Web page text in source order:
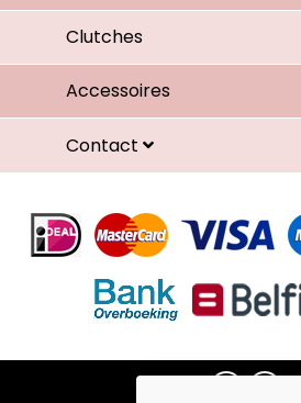
Clutches
Accessoires
Contact